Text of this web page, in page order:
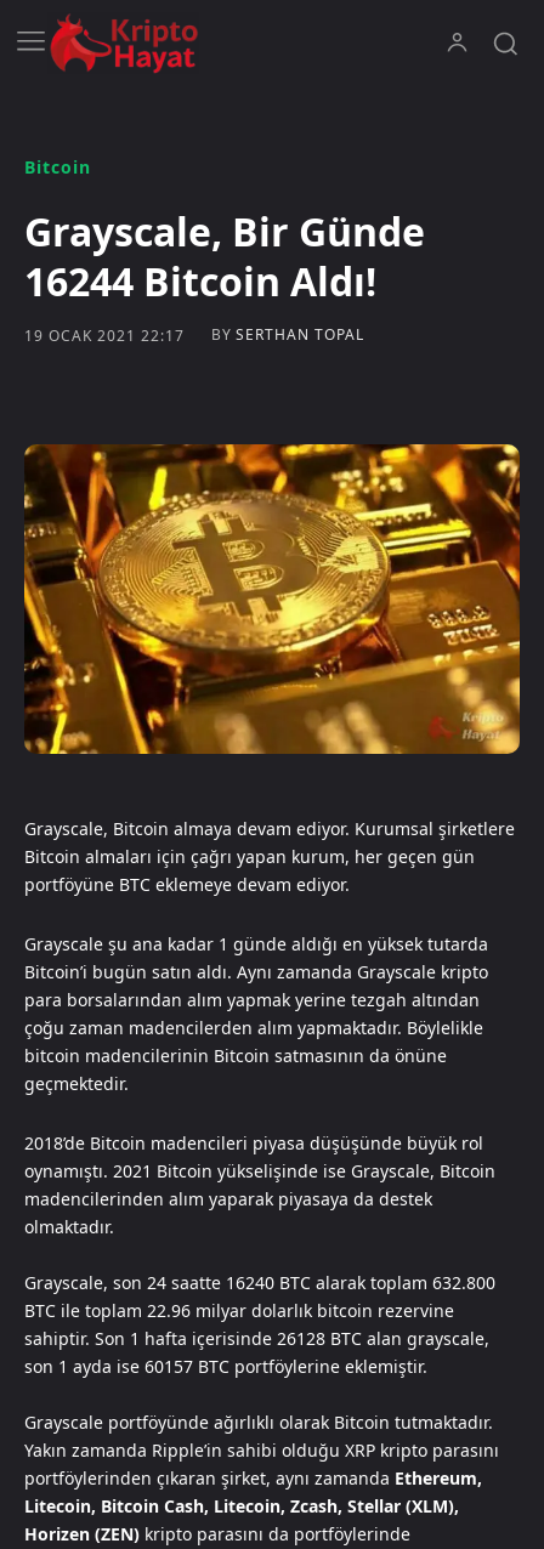
Bitcoin
Grayscale, Bir Günde
16244 Bitcoin Aldı!
19 OCAK 2021 22:17 BY SERTHAN TOPAL
Grayscale, Bitcoin almaya devam ediyor. Kurumsal şirketlere
Bitcoin almaları için çağrı yapan kurum, her geçen gün
portföyüne BTC eklemeye devam ediyor.
Grayscale şu ana kadar 1 günde aldığı en yüksek tutarda
Bitcoin’i bugün satın aldı. Aynı zamanda Grayscale kripto
para borsalarından alım yapmak yerine tezgah altından
çoğu zaman madencilerden alım yapmaktadır. Böylelikle
bitcoin madencilerinin Bitcoin satmasının da önüne
geçmektedir.
2018’de Bitcoin madencileri piyasa düşüşünde büyük rol
oynamıştı. 2021 Bitcoin yükselişinde ise Grayscale, Bitcoin
madencilerinden alım yaparak piyasaya da destek
olmaktadır.
Grayscale, son 24 saatte 16240 BTC alarak toplam 632.800
BTC ile toplam 22.96 milyar dolarlık bitcoin rezervine
sahiptir. Son 1 hafta içerisinde 26128 BTC alan grayscale,
son 1 ayda ise 60157 BTC portföylerine eklemiştir.
Grayscale portföyünde ağırlıklı olarak Bitcoin tutmaktadır.
Yakın zamanda Ripple’in sahibi olduğu XRP kripto parasını
portföylerinden çıkaran şirket, aynı zamanda Ethereum,
Litecoin, Bitcoin Cash, Litecoin, Zcash, Stellar (XLM),
Horizen (ZEN) kripto parasını da portföylerinde